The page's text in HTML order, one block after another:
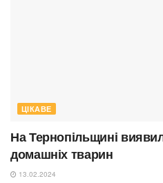
ЦІКАВЕ
На Тернопільщині
домашніх тварин
13.02.2024